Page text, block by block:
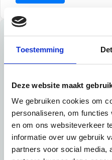
Toestemming
Deze website maakt
We gebruiken cookies om
personaliseren, om
en om ons websiteverkeer
informatie over uw gebruik
partners voor social media,
Tips
Tip 1:
Schrijf een duidelijke
informatie mee:
Ben je student,